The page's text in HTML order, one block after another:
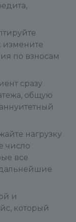
измените
по взносам
сразу
общую
нагрузку
число
все
и
который